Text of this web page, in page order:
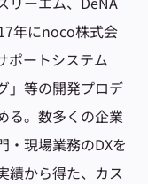
年にnoco株式会
ポートシステム
」等の開発プロデ
る。数多くの企業
・現場業務のDXを
績から得た、カス